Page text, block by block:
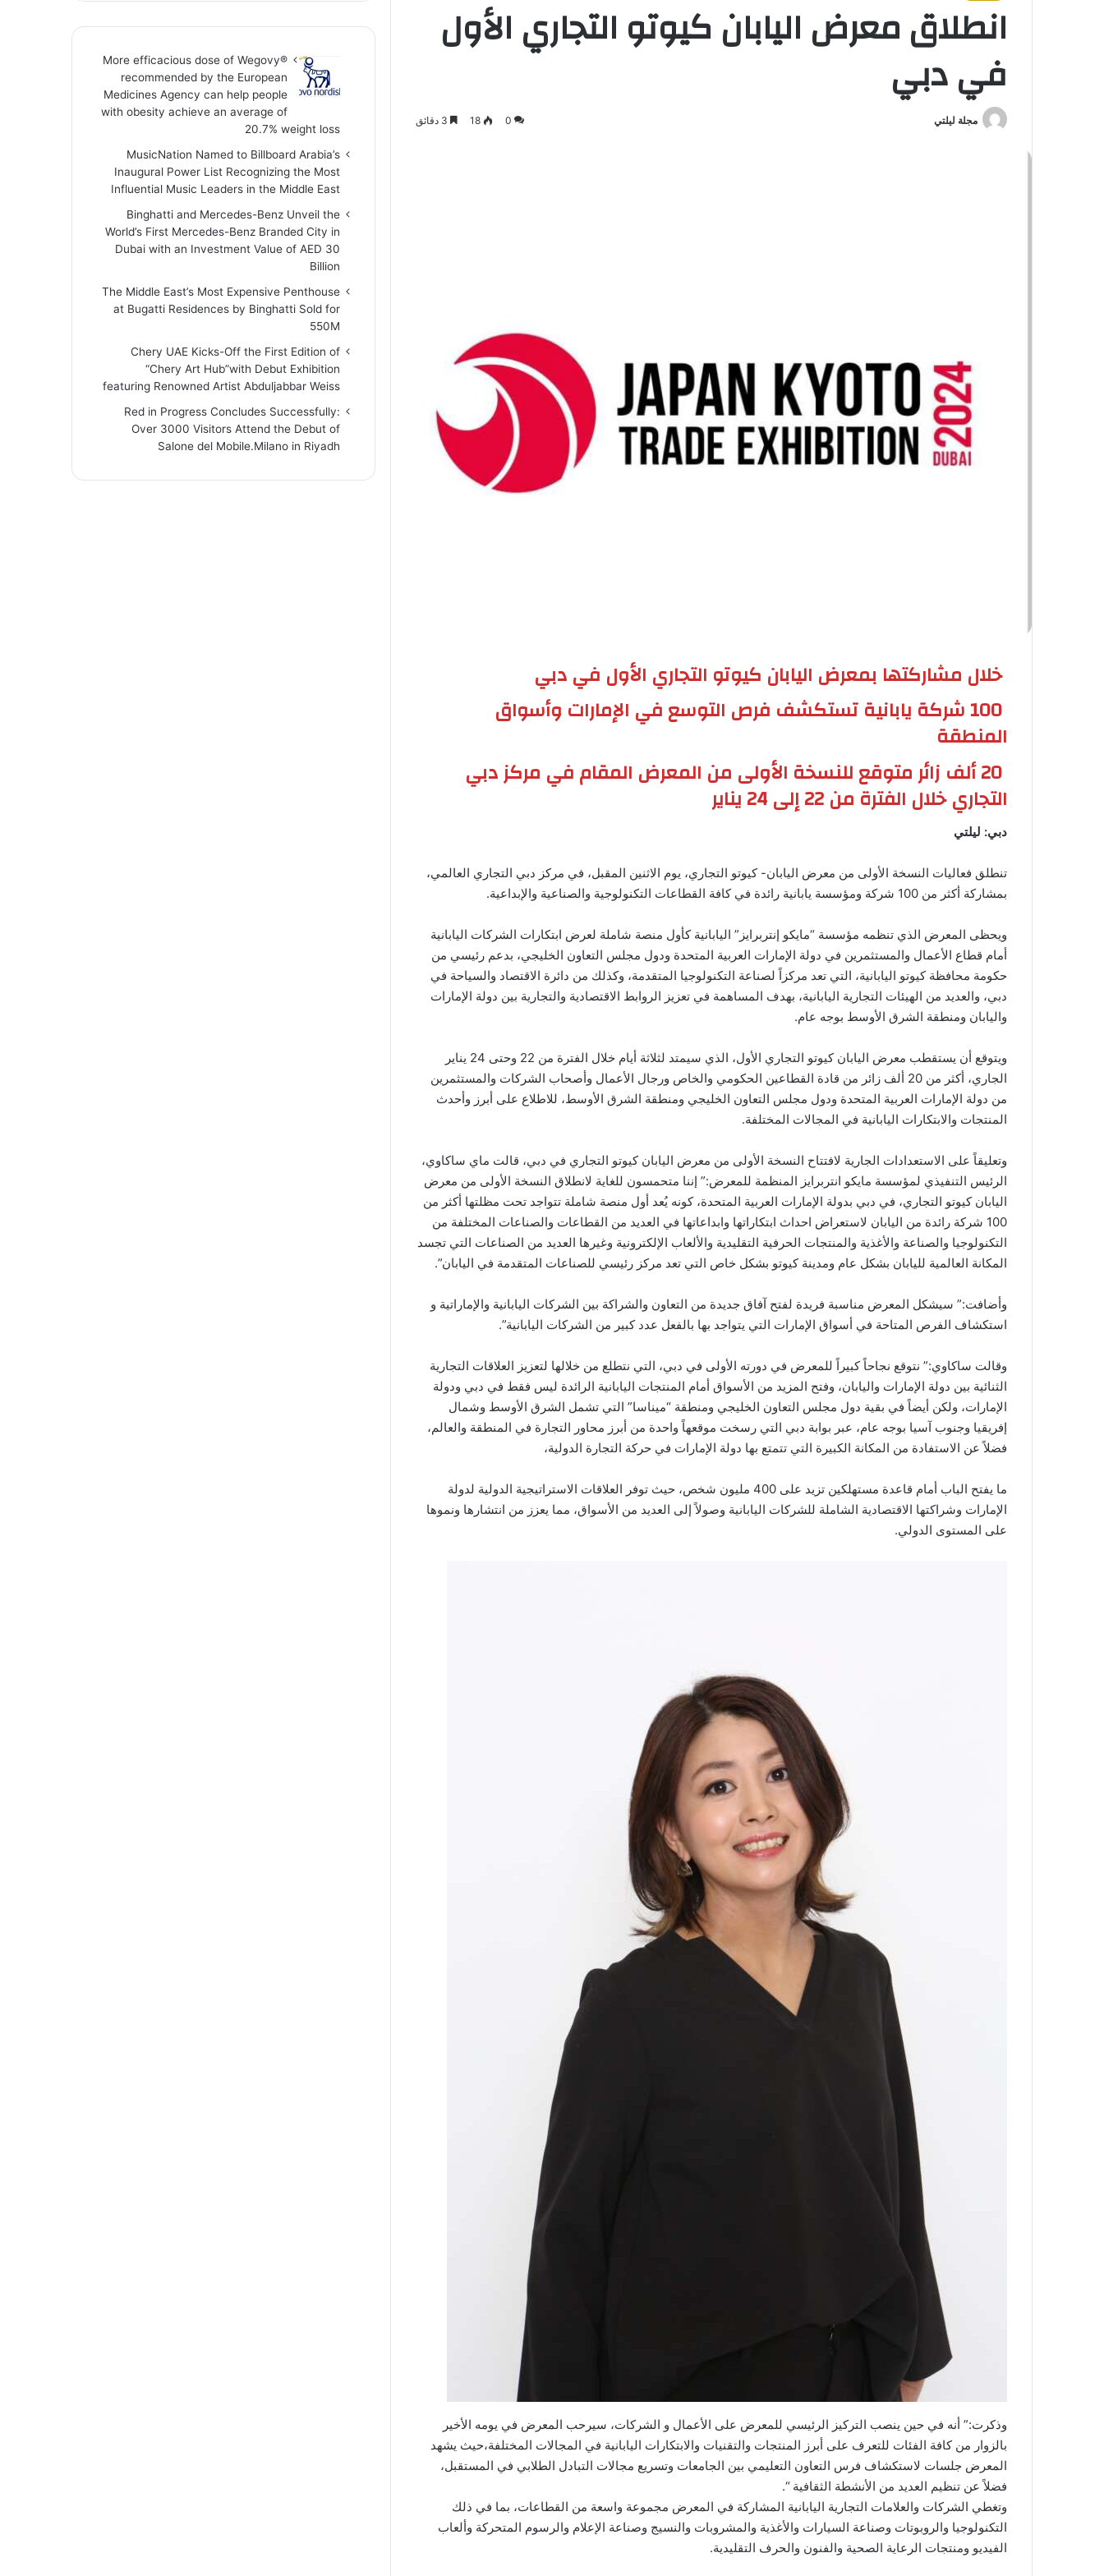
انطلاق معرض اليابان كيوتو التجاري الأول
في دبي
مجلة ليلتي 0
18
خلال مشاركتها بمعرض اليابان كيوتو التجاري الأول في دبي
100 شركة يابانية تستكشف فرص التوسع في الإمارات وأسواق
المنطقة
20 ألف زائر متوقع للنسخة الأولى من المعرض المقام في مركز دبي
التجاري خلال الفترة من 22 إلى 24 يناير
دبي: ليلتي
تنطلق فعاليات النسخة الأولى من معرض اليابان- كيوتو التجاري، يوم الاثنين المقبل، في مركز دبي التجاري العالمي،
بمشاركة أكثر من 100 شركة ومؤسسة يابانية رائدة في كافة القطاعات التكنولوجية والصناعية والإبداعية.
ويحظى المعرض الذي تنظمه مؤسسة “مايكو إنتربرايز” اليابانية كأول منصة شاملة لعرض ابتكارات الشركات اليابانية
أمام قطاع الأعمال والمستثمرين في دولة الإمارات العربية المتحدة ودول مجلس التعاون الخليجي، بدعم رئيسي من
حكومة محافظة كيوتو اليابانية، التي تعد مركزاً لصناعة التكنولوجيا المتقدمة، وكذلك من دائرة الاقتصاد والسياحة في
دبي، والعديد من الهيئات التجارية اليابانية، بهدف المساهمة في تعزيز الروابط الاقتصادية والتجارية بين دولة الإمارات
واليابان ومنطقة الشرق الأوسط بوجه عام.
ويتوقع أن يستقطب معرض اليابان كيوتو التجاري الأول، الذي سيمتد لثلاثة أيام خلال الفترة من 22 وحتى 24 يناير
الجاري، أكثر من 20 ألف زائر من قادة القطاعين الحكومي والخاص ورجال الأعمال وأصحاب الشركات والمستثمرين
من دولة الإمارات العربية المتحدة ودول مجلس التعاون الخليجي ومنطقة الشرق الأوسط، للاطلاع على أبرز وأحدث
المنتجات والابتكارات اليابانية في المجالات المختلفة.
وتعليقاً على الاستعدادات الجارية لافتتاح النسخة الأولى من معرض اليابان كيوتو التجاري في دبي، قالت ماي ساكاوي،
الرئيس التنفيذي لمؤسسة مايكو انتربرايز المنظمة للمعرض:” إننا متحمسون للغاية لانطلاق النسخة الأولى من معرض
اليابان كيوتو التجاري، في دبي بدولة الإمارات العربية المتحدة، كونه يُعد أول منصة شاملة تتواجد تحت مظلتها أكثر من
100 شركة رائدة من اليابان لاستعراض احداث ابتكاراتها وابداعاتها في العديد من القطاعات والصناعات المختلفة من
التكنولوجيا والصناعة والأغذية والمنتجات الحرفية التقليدية والألعاب الإلكترونية وغيرها العديد من الصناعات التي تجسد
المكانة العالمية لليابان بشكل عام ومدينة كيوتو بشكل خاص التي تعد مركز رئيسي للصناعات المتقدمة في اليابان”.
وأضافت:” سيشكل المعرض مناسبة فريدة لفتح آفاق جديدة من التعاون والشراكة بين الشركات اليابانية والإماراتية و
استكشاف الفرص المتاحة في أسواق الإمارات التي يتواجد بها بالفعل عدد كبير من الشركات اليابانية”.
وقالت ساكاوي:” نتوقع نجاحاً كبيراً للمعرض في دورته الأولى في دبي، التي نتطلع من خلالها لتعزيز العلاقات التجارية
الثنائية بين دولة الإمارات واليابان، وفتح المزيد من الأسواق أمام المنتجات اليابانية الرائدة ليس فقط في دبي ودولة
الإمارات، ولكن أيضاً في بقية دول مجلس التعاون الخليجي ومنطقة “ميناسا” التي تشمل الشرق الأوسط وشمال
إفريقيا وجنوب آسيا بوجه عام، عبر بوابة دبي التي رسخت موقعهاً واحدة من أبرز محاور التجارة في المنطقة والعالم،
فضلاً عن الاستفادة من المكانة الكبيرة التي تتمتع بها دولة الإمارات في حركة التجارة الدولية،
ما يفتح الباب أمام قاعدة مستهلكين تزيد على 400 مليون شخص، حيث توفر العلاقات الاستراتيجية الدولية لدولة
الإمارات وشراكتها الاقتصادية الشاملة للشركات اليابانية وصولاً إلى العديد من الأسواق، مما يعزز من انتشارها ونموها
على المستوى الدولي.
وذكرت:” أنه في حين ينصب التركيز الرئيسي للمعرض على الأعمال و الشركات، سيرحب المعرض في يومه الأخير
بالزوار من كافة الفئات للتعرف على أبرز المنتجات والتقنيات والابتكارات اليابانية في المجالات المختلفة،حيث يشهد
المعرض جلسات لاستكشاف فرس التعاون التعليمي بين الجامعات وتسريع مجالات التبادل الطلابي في المستقبل،
فضلاً عن تنظيم العديد من الأنشطة الثقافية “.
وتغطي الشركات والعلامات التجارية اليابانية المشاركة في المعرض مجموعة واسعة من القطاعات، بما في ذلك
التكنولوجيا والروبوتات وصناعة السيارات والأغذية والمشروبات والنسيج وصناعة الإعلام والرسوم المتحركة وألعاب
الفيديو ومنتجات الرعاية الصحية والفنون والحرف التقليدية.
More efficacious dose of Wegovy®️
recommended by the European
Medicines Agency can help people
with obesity achieve an average of
20.7% weight loss
MusicNation Named to Billboard Arabia’s
Inaugural Power List Recognizing the Most
Influential Music Leaders in the Middle East
Binghatti and Mercedes-Benz Unveil the
World’s First Mercedes-Benz Branded City in
Dubai with an Investment Value of AED 30
Billion
The Middle East’s Most Expensive Penthouse
at Bugatti Residences by Binghatti Sold for
550M
Chery UAE Kicks-Off the First Edition of
“Chery Art Hub”with Debut Exhibition
featuring Renowned Artist Abduljabbar Weiss
Red in Progress Concludes Successfully:
Over 3000 Visitors Attend the Debut of
Salone del Mobile.Milano in Riyadh